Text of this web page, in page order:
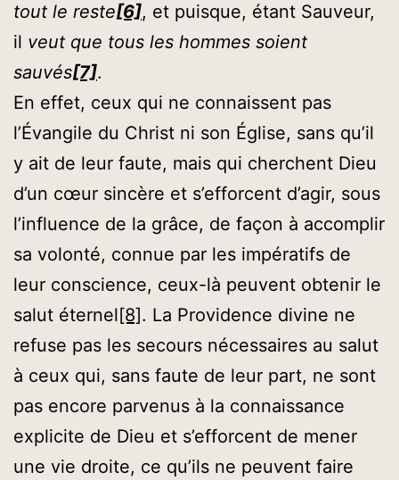
tout le reste[6], et puisque, étant Sauveur,
il veut que tous les hommes soient
sauvés[7].
En effet, ceux qui ne connaissent pas
l’Évangile du Christ ni son Église, sans qu’il
y ait de leur faute, mais qui cherchent Dieu
d’un cœur sincère et s’efforcent d’agir, sous
l’influence de la grâce, de façon à accomplir
sa volonté, connue par les impératifs de
leur conscience, ceux-là peuvent obtenir le
salut éternel[8]. La Providence divine ne
refuse pas les secours nécessaires au salut
à ceux qui, sans faute de leur part, ne sont
pas encore parvenus à la connaissance
explicite de Dieu et s’efforcent de mener
une vie droite, ce qu’ils ne peuvent faire